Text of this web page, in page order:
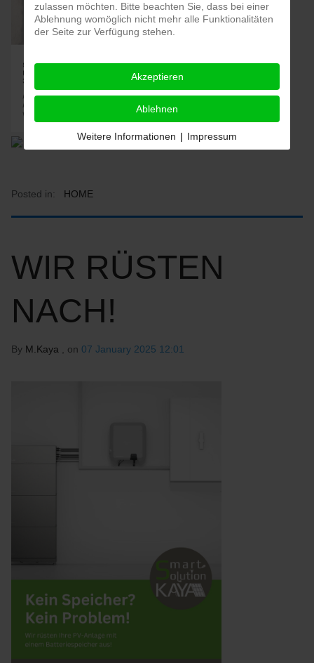
Posted in: HOME
WIR RÜSTEN
NACH!
By M.Kaya , on 07 January 2025 12:01
zulassen möchten. Bitte beachten Sie, dass bei einer
Ablehnung womöglich nicht mehr alle Funktionalitäten
der Seite zur Verfügung stehen.
Akzeptieren
Ablehnen
Weitere Informationen | Impressum